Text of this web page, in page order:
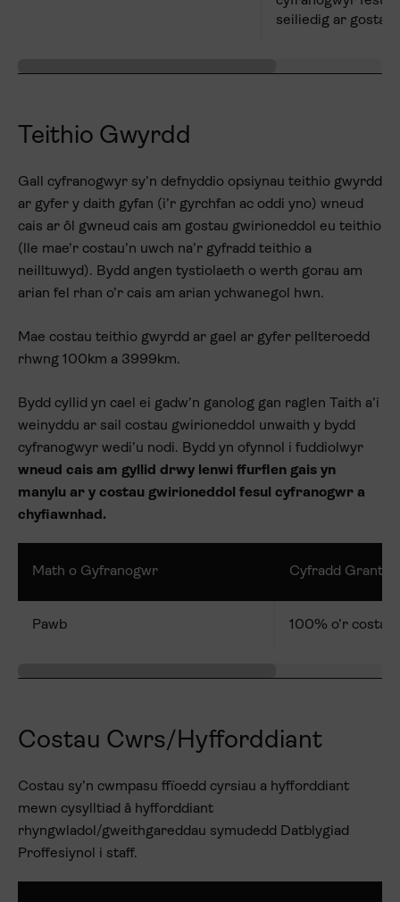
seiliedig ar gostau
Teithio Gwyrdd
Gall cyfranogwyr sy’n defnyddio opsiynau teithio gwyrdd
ar gyfer y daith gyfan (i’r gyrchfan ac oddi yno) wneud
cais ar ôl gwneud cais am gostau gwirioneddol eu teithio
(lle mae’r costau’n uwch na’r gyfradd teithio a
neilltuwyd). Bydd angen tystiolaeth o werth gorau am
arian fel rhan o’r cais am arian ychwanegol hwn.
Mae costau teithio gwyrdd ar gael ar gyfer pellteroedd
rhwng 100km a 3999km.
Bydd cyllid yn cael ei gadw’n ganolog gan raglen Taith a’i
weinyddu ar sail costau gwirioneddol unwaith y bydd
cyfranogwyr wedi’u nodi. Bydd yn ofynnol i fuddiolwyr
wneud cais am gyllid drwy lenwi ffurflen gais yn
manylu ar y costau gwirioneddol fesul cyfranogwr a
chyfiawnhad.
Math o Gyfranogwr Cyfradd Grant
Pawb 100% o’r
Costau Cwrs/Hyfforddiant
Costau sy’n cwmpasu ffïoedd cyrsiau a hyfforddiant
mewn cysylltiad â hyfforddiant
rhyngwladol/gweithgareddau symudedd Datblygiad
Proffesiynol i staff.